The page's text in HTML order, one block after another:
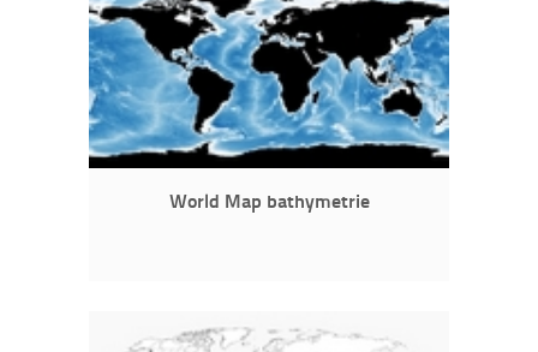
World Map bathymetrie